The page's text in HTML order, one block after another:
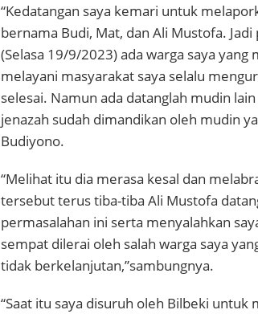
“Kedatangan saya kemari untuk
bernama Budi, Mat, dan Ali Mustofa.
(Selasa 19/9/2023) ada warga saya yang
melayani masyarakat saya selalu
selesai. Namun ada datanglah mudin
jenazah sudah dimandikan oleh mudin
Budiyono.
“Melihat itu dia merasa kesal dan
tersebut terus tiba-tiba Ali Mustofa
permasalahan ini serta menyalahkan
sempat dilerai oleh salah warga saya
tidak berkelanjutan,”sambungnya.
“Saat itu saya disuruh oleh Bilbeki untuk